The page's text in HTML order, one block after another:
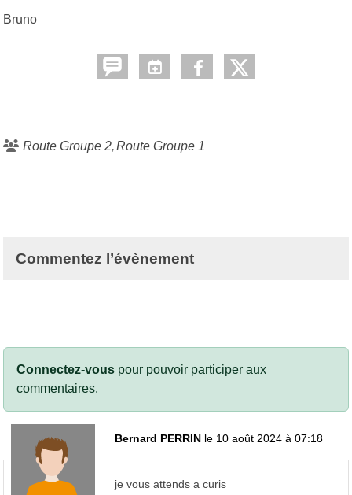
Bruno
Route Groupe 2 Route Groupe 1
Commentez l’évènement
Connectez-vous pour pouvoir participer aux
commentaires.
Bernard PERRIN le 10 août 2024 à 07:18
je vous attends a curis